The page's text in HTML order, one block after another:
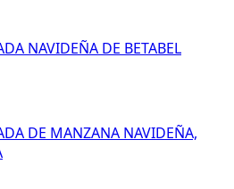
NAVIDEÑA DE BETABEL
DE MANZANA NAVIDEÑA,